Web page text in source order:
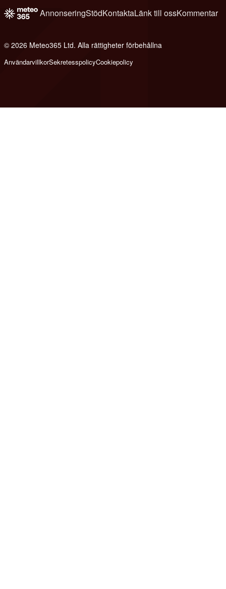
AnnonseringStödKontaktaLänk till ossKommentar
© 2026 Meteo365 Ltd. Alla rättigheter förbehållna
AnvändarvillkorSekretesspolicyCookiepolicy